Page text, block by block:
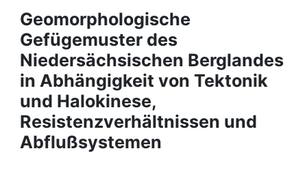
Projects
People
Institutions
Awards
Geomorphologische
Gefügemuster des
Niedersächsischen Berglandes
in Abhängigkeit von Tektonik
und Halokinese,
Resistenzverhältnissen und
Abflußsystemen